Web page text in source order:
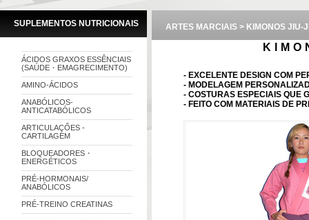
SUPLEMENTOS NUTRICIONAIS
ÁCIDOS GRAXOS ESSÊNCIAIS
(SAÚDE・EMAGRECIMENTO)
AMINO-ÁCIDOS
ANABÓLICOS-
ANTICATABÓLICOS
ARTICULAÇŐES -
CARTILAGEM
BLOQUEADORES・
ENERGÉTICOS
PRÉ-HORMONAIS/
ANABÓLICOS
PRÉ-TREINO CREATINAS
ARTES MARCIAIS > KIMONOS JIU-
- EXCELENTE DESIGN COM
- MODELAGEM
- COSTURAS ESPECIAIS QUE
- FEITO COM MATERIAIS DE